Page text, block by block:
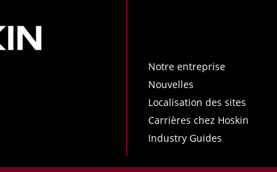
Notre entreprise
Nouvelles
Localisation des sites
Carrières chez Hoskin
Industry Guides